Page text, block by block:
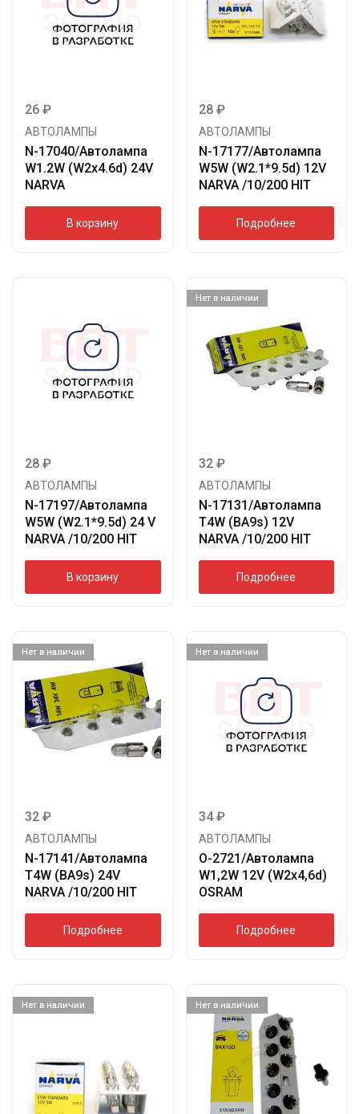
26 ₽
АВТОЛАМПЫ
N-17040/Автолампа
W1.2W (W2х4.6d) 24V
NARVA
В корзину
28 ₽
АВТОЛАМПЫ
N-17177/Автолампа
W5W (W2.1*9.5d) 12V
NARVA /10/200 HIT
Подробнее
28 ₽
АВТОЛАМПЫ
N-17197/Автолампа
W5W (W2.1*9.5d) 24 V
NARVA /10/200 HIT
В корзину
Нет в наличии
32 ₽
АВТОЛАМПЫ
N-17131/Автолампа
T4W (BA9s) 12V
NARVA /10/200 HIT
Подробнее
Нет в наличии
32 ₽
АВТОЛАМПЫ
N-17141/Автолампа
T4W (BA9s) 24V
NARVA /10/200 HIT
Подробнее
Нет в наличии
34₽
АВТОЛАМПЫ
O-2721/Автолампа
W1,2W 12V (W2x4,6d)
OSRAM
Подробнее
Нет в наличии Нет в наличии